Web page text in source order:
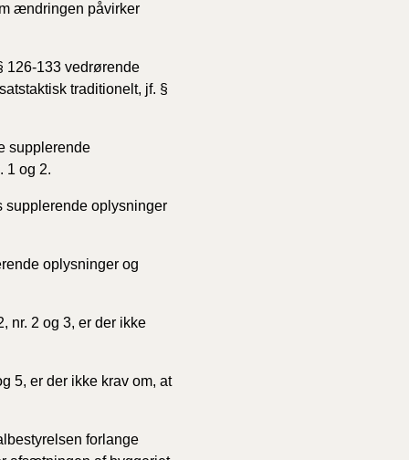
ændringen påvirker
126-133 vedrørende
traditionelt, jf. §
supplerende
1 og 2.
supplerende oplysninger
oplysninger og
nr. 2 og 3, er der ikke
5, er der ikke krav om, at
forlange